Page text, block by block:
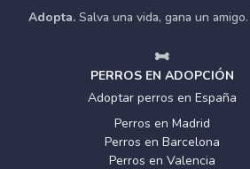
Adopta. Salva una vida, gana un
PERROS EN ADOPCIÓN
Adoptar perros en España
Perros en Madrid
Perros en Barcelona
Perros en Valencia